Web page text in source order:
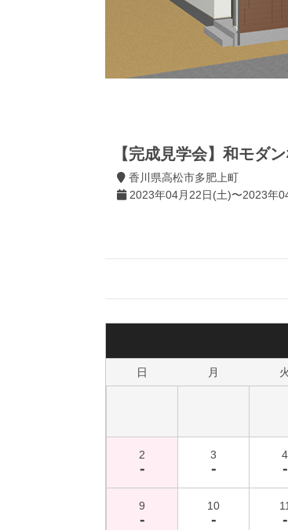
【完成見学会】和モダ
香川県高松市多肥上町
2023年04月22日(土)〜2023年
日 月 火
2
-
3
-
4
-
9
-
10
-
11
-